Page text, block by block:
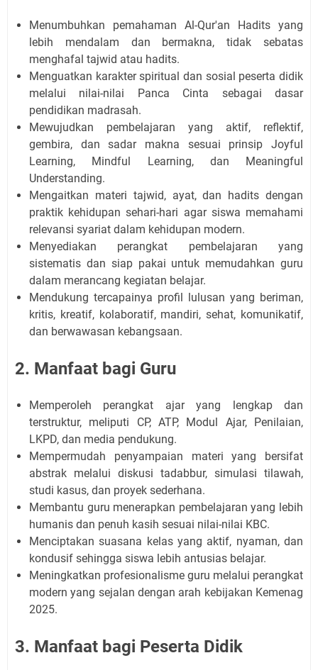
Menumbuhkan pemahaman Al-Qur'an Hadits yang
lebih mendalam dan bermakna, tidak sebatas
menghafal tajwid atau hadits.
Menguatkan karakter spiritual dan sosial peserta didik
melalui nilai-nilai Panca Cinta sebagai dasar
pendidikan madrasah.
Mewujudkan pembelajaran yang aktif, reflektif,
gembira, dan sadar makna sesuai prinsip Joyful
Learning, Mindful Learning, dan Meaningful
Understanding.
Mengaitkan materi tajwid, ayat, dan hadits dengan
praktik kehidupan sehari-hari agar siswa memahami
relevansi syariat dalam kehidupan modern.
Menyediakan perangkat pembelajaran yang
sistematis dan siap pakai untuk memudahkan guru
dalam merancang kegiatan belajar.
Mendukung tercapainya profil lulusan yang beriman,
kritis, kreatif, kolaboratif, mandiri, sehat, komunikatif,
dan berwawasan kebangsaan.
2. Manfaat bagi Guru
Memperoleh perangkat ajar yang lengkap dan
terstruktur, meliputi CP, ATP, Modul Ajar, Penilaian,
LKPD, dan media pendukung.
Mempermudah penyampaian materi yang bersifat
abstrak melalui diskusi tadabbur, simulasi tilawah,
studi kasus, dan proyek sederhana.
Membantu guru menerapkan pembelajaran yang lebih
humanis dan penuh kasih sesuai nilai-nilai KBC.
Menciptakan suasana kelas yang aktif, nyaman, dan
kondusif sehingga siswa lebih antusias belajar.
Meningkatkan profesionalisme guru melalui perangkat
modern yang sejalan dengan arah kebijakan Kemenag
2025.
3. Manfaat bagi Peserta Didik